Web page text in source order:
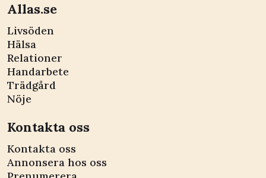
Allas.se
Livsöden
Hälsa
Relationer
Handarbete
Trädgård
Nöje
Kontakta oss
Kontakta oss
Annonsera hos oss